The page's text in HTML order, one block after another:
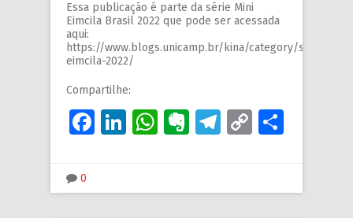
Essa publicação é parte da série Mini
Eimcila Brasil 2022 que pode ser acessada
aqui:
https://www.blogs.unicamp.br/kina/category/series/
eimcila-2022/
Compartilhe:
Facebook
LinkedIn
WhatsApp
Evernote
Telegram
Copy
0